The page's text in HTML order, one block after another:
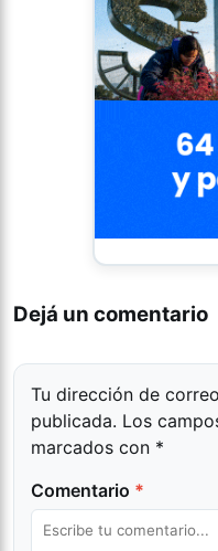
Dejá un comentario
Tu dirección de
publicada. Los
marcados con *
Comentario *